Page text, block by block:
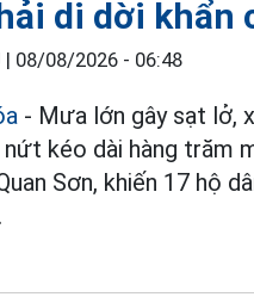
di dời khẩn
08/08/2026 - 06:48
- Mưa lớn gây sạt lở,
nứt kéo dài hàng trăm
Sơn, khiến 17 hộ